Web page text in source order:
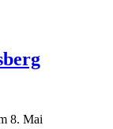
8. Mai